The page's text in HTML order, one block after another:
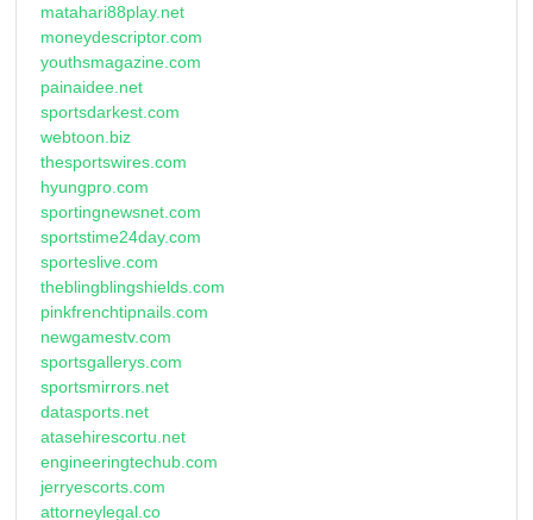
matahari88play.net
moneydescriptor.com
youthsmagazine.com
painaidee.net
sportsdarkest.com
webtoon.biz
thesportswires.com
hyungpro.com
sportingnewsnet.com
sportstime24day.com
sporteslive.com
theblingblingshields.com
pinkfrenchtipnails.com
newgamestv.com
sportsgallerys.com
sportsmirrors.net
datasports.net
atasehirescortu.net
engineeringtechub.com
jerryescorts.com
attorneylegal.co